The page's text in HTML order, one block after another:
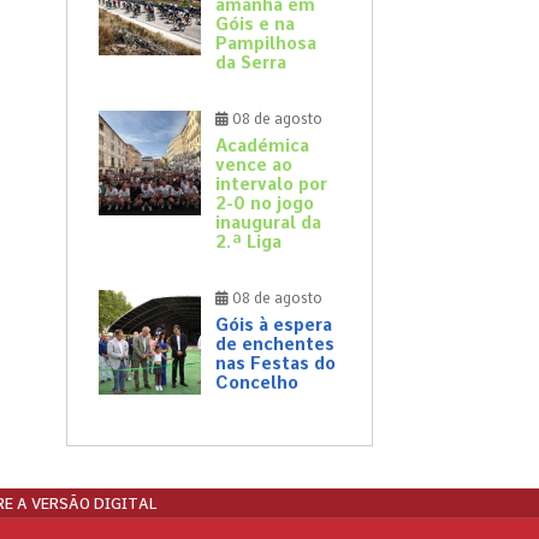
amanhã em
Góis e na
Pampilhosa
da Serra
08 de agosto
Académica
vence ao
intervalo por
2-0 no jogo
inaugural da
2.ª Liga
08 de agosto
Góis à espera
de enchentes
nas Festas do
Concelho
A VERSÃO DIGITAL